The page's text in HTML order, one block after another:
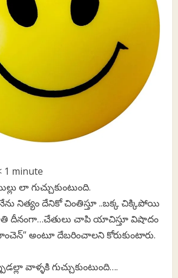
1 minute
లా గుచ్చుకుంటుంది.
నిత్యం దేనికో చింతిస్తూ ..బక్క చిక్కిపోయి
దీనంగా…చేతులు చాపి యాచిస్తూ విషాదం
అంటూ దేబరించాలని కోరుకుంటారు.
వాళ్ళకి గుచ్చుకుంటుంది….